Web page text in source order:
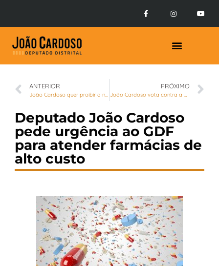
ANTERIOR PRÓXIMO
Deputado João Cardoso
pede urgência ao GDF
para atender farmácias de
alto custo